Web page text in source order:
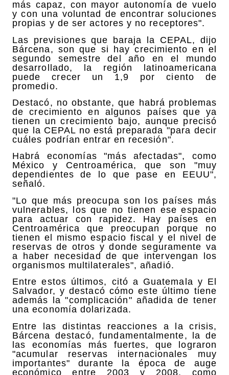
más capaz, con mayor autonomía de vuelo
y con una voluntad de encontrar soluciones
propias y de ser actores y no receptores".
Las previsiones que baraja la CEPAL, dijo
Bárcena, son que si hay crecimiento en el
segundo semestre del año en el mundo
desarrollado, la región latinoamericana
puede crecer un 1,9 por ciento de
promedio.
Destacó, no obstante, que habrá problemas
de crecimiento en algunos países que ya
tienen un crecimiento bajo, aunque precisó
que la CEPAL no está preparada "para decir
cuáles podrían entrar en recesión".
Habrá economías "más afectadas", como
México y Centroamérica, que son "muy
dependientes de lo que pase en EEUU",
señaló.
"Lo que más preocupa son los países más
vulnerables, los que no tienen ese espacio
para actuar con rapidez. Hay países en
Centroamérica que preocupan porque no
tienen el mismo espacio fiscal y el nivel de
reservas de otros y donde seguramente va
a haber necesidad de que intervengan los
organismos multilaterales", añadió.
Entre estos últimos, citó a Guatemala y El
Salvador, y destacó cómo este último tiene
además la "complicación" añadida de tener
una economía dolarizada.
Entre las distintas reacciones a la crisis,
Bárcena destacó, fundamentalmente, la de
las economías más fuertes, que lograron
"acumular reservas internacionales muy
importantes" durante la época de auge
económico entre 2003 y 2008, como